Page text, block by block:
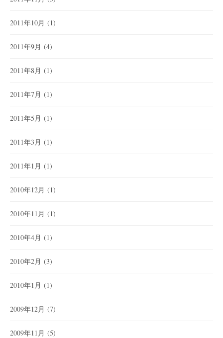
2011年10月 (1)
2011年9月 (4)
2011年8月 (1)
2011年7月 (1)
2011年5月 (1)
2011年3月 (1)
2011年1月 (1)
2010年12月 (1)
2010年11月 (1)
2010年4月 (1)
2010年2月 (3)
2010年1月 (1)
2009年12月 (7)
2009年11月 (5)